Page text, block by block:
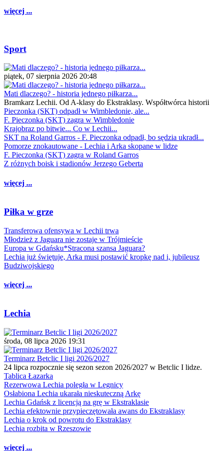
więcej ...
Sport
piątek, 07 sierpnia 2026 20:48
Mati dlaczego? - historia jednego piłkarza...
Bramkarz Lechii. Od A-klasy do Ekstraklasy. Współtwórca historii
Pieczonka (SKT) odpadł w Wimbledonie, ale...
F. Pieczonka (SKT) zagra w Wimbledonie
Krajobraz po bitwie... Co w Lechii...
SKT na Roland Garros - F. Pieczonka odpadł, bo sędzia ukradł...
Pomorze znokautowane - Lechia i Arka skopane w lidze
F. Pieczonka (SKT) zagra w Roland Garros
Z różnych boisk i stadionów Jerzego Geberta
więcej ...
Piłka w grze
Transferowa ofensywa w Lechii trwa
Młodzież z Jaguara nie zostaje w Trójmieście
Europa w Gdańsku*Stracona szansa Jaguara?
Lechia już świętuje, Arka musi postawić kropkę nad i, jubileusz
Budziwojskiego
więcej ...
Lechia
środa, 08 lipca 2026 19:31
Terminarz Betclic I ligi 2026/2027
24 lipca rozpocznie się sezon sezon 2026/2027 w Betclic I lidze.
Tablica Łazarka
Rezerwowa Lechia poległa w Legnicy
Osłabiona Lechia ukarała nieskuteczną Arkę
Lechia Gdańsk z licencją na grę w Ekstraklasie
Lechia efektownie przypieczętowała awans do Ekstraklasy
Lechia o krok od powrotu do Ekstraklasy
Lechia rozbita w Rzeszowie
więcej ...